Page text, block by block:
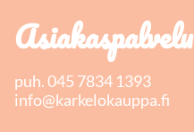
Asiakaspalvelu
puh.045 7834 1393
info@karkelokauppa.fi